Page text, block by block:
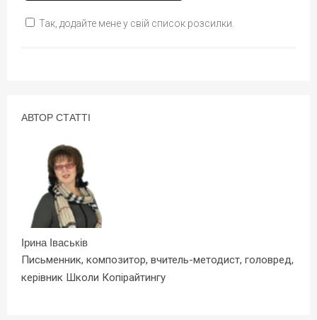
Так, додайте мене у свій список розсилки.
АВТОР СТАТТІ
Ірина Іваськів
Письменник, композитор, вчитель-методист, головред,
керівник Школи Копірайтингу